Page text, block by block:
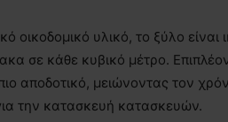
οικοδομικό υλικό, το ξύλο
σε κάθε κυβικό μέτρο.
πιο αποδοτικό, μειώνοντας τον
την κατασκευή κατασκευών.